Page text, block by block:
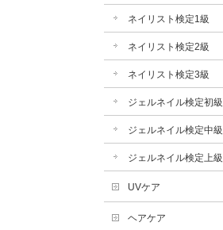
ネイリスト検定1級
ネイリスト検定2級
ネイリスト検定3級
ジェルネイル検定初級
ジェルネイル検定中級
ジェルネイル検定上級
UVケア
ヘアケア